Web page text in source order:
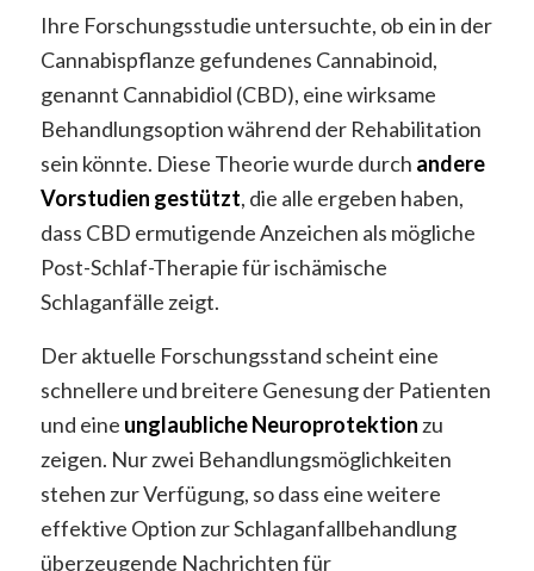
Ihre Forschungsstudie untersuchte, ob ein in der
Cannabispflanze gefundenes Cannabinoid,
genannt Cannabidiol (CBD), eine wirksame
Behandlungsoption während der Rehabilitation
sein könnte. Diese Theorie wurde durch andere
Vorstudien gestützt, die alle ergeben haben,
dass CBD ermutigende Anzeichen als mögliche
Post-Schlaf-Therapie für ischämische
Schlaganfälle zeigt.
Der aktuelle Forschungsstand scheint eine
schnellere und breitere Genesung der Patienten
und eine unglaubliche Neuroprotektion zu
zeigen. Nur zwei Behandlungsmöglichkeiten
stehen zur Verfügung, so dass eine weitere
effektive Option zur Schlaganfallbehandlung
überzeugende Nachrichten für